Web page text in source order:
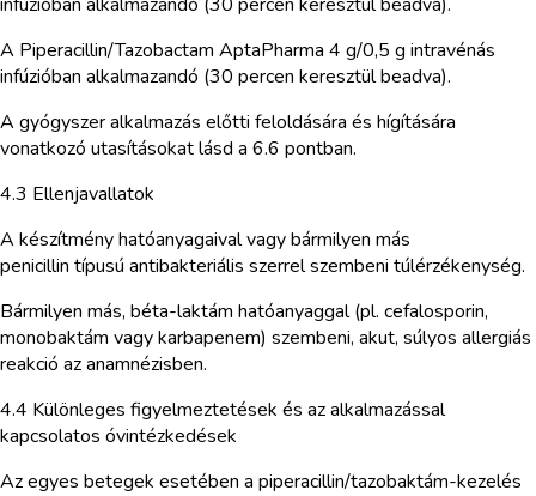
A Piperacillin/Tazobactam AptaPharma 4 g/0,5 g intravénás
infúzióban alkalmazandó (30 percen keresztül beadva).
A gyógyszer alkalmazás előtti feloldására és hígítására
vonatkozó utasításokat lásd a 6.6 pontban.
4.3 Ellenjavallatok
A készítmény hatóanyagaival vagy bármilyen más
penicillin típusú antibakteriális szerrel szembeni túlérzékenység.
Bármilyen más, béta-laktám hatóanyaggal (pl. cefalosporin,
monobaktám vagy karbapenem) szembeni, akut, súlyos allergiás
reakció az anamnézisben.
4.4 Különleges figyelmeztetések és az alkalmazással
kapcsolatos óvintézkedések
Az egyes betegek esetében a piperacillin/tazobaktám-kezelés